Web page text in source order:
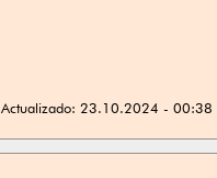
Actualizado: 23.10.2024 - 00:38